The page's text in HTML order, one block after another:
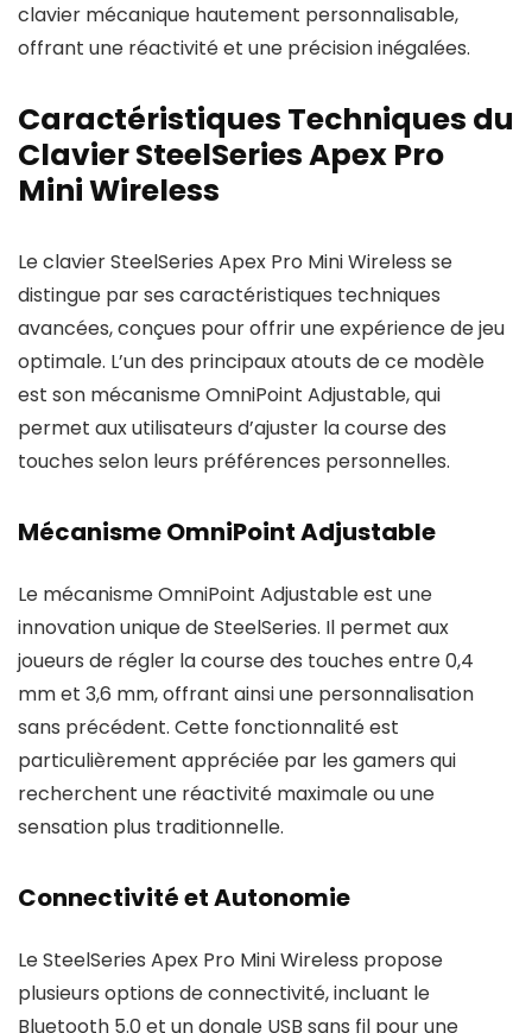
clavier mécanique hautement personnalisable,
offrant une réactivité et une précision inégalées.
Caractéristiques Techniques du
Clavier SteelSeries Apex Pro
Mini Wireless
Le clavier SteelSeries Apex Pro Mini Wireless se
distingue par ses caractéristiques techniques
avancées, conçues pour offrir une expérience de jeu
optimale. L’un des principaux atouts de ce modèle
est son mécanisme OmniPoint Adjustable, qui
permet aux utilisateurs d’ajuster la course des
touches selon leurs préférences personnelles.
Mécanisme OmniPoint Adjustable
Le mécanisme OmniPoint Adjustable est une
innovation unique de SteelSeries. Il permet aux
joueurs de régler la course des touches entre 0,4
mm et 3,6 mm, offrant ainsi une personnalisation
sans précédent. Cette fonctionnalité est
particulièrement appréciée par les gamers qui
recherchent une réactivité maximale ou une
sensation plus traditionnelle.
Connectivité et Autonomie
Le SteelSeries Apex Pro Mini Wireless propose
plusieurs options de connectivité, incluant le
Bluetooth 5.0 et un dongle USB sans fil pour une